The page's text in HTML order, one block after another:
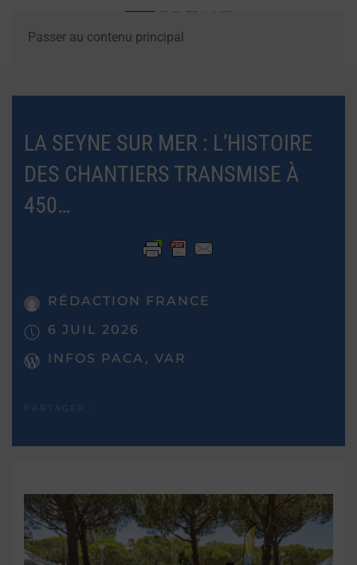
Passer au contenu principal
LA SEYNE SUR MER : L’HISTOIRE
DES CHANTIERS TRANSMISE À
450…
RÉDACTION FRANCE
6 JUIL 2026
INFOS PACA, VAR